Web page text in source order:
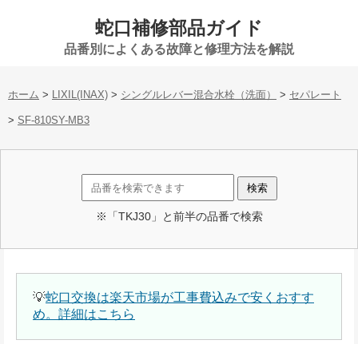
蛇口補修部品ガイド
品番別によくある故障と修理方法を解説
ホーム > LIXIL(INAX) > シングルレバー混合水栓（洗面） > セパレート
> SF-810SY-MB3
※「TKJ30」と前半の品番で検索
💡蛇口交換は楽天市場が工事費込みで安くおすす
め。詳細はこちら